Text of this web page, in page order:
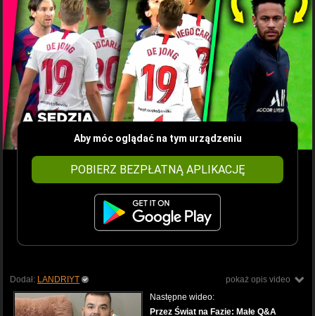
Aby móc oglądać na tym urządzeniu
POBIERZ BEZPŁATNĄ APLIKACJĘ
pokaż opis video
Dodał: LANDRIYT
Następne wideo:
Przez Świat na Fazie: Małe Q&A